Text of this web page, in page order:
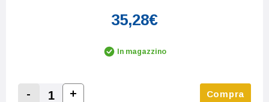
35,28€
In magazzino
- + Compra